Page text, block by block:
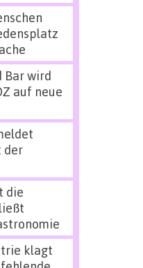
Bar wird
auf neue
der
die
klagt